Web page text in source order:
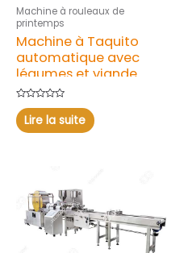
Machine à rouleaux de
printemps
Machine à Taquito
automatique avec
légumes et viande
Note
0
sur
5
Lire la suite